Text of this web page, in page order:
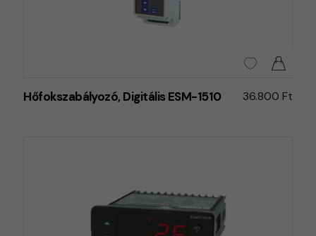
Hőfokszabályozó, Digitális ESM-1510 36.800 Ft